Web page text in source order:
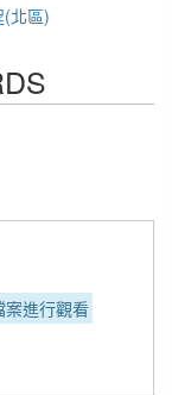
北區)
案進行觀看